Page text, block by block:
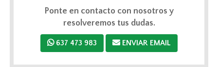
Ponte en contacto con nosotros y
resolveremos tus dudas.
637 473 983 ENVIAR EMAIL